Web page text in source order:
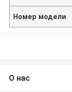
Номер модели
О нас